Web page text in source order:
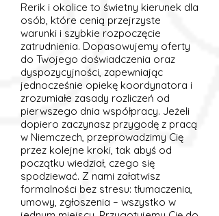
Rerik i okolice to świetny kierunek dla
osób, które cenią przejrzyste
warunki i szybkie rozpoczęcie
zatrudnienia. Dopasowujemy oferty
do Twojego doświadczenia oraz
dyspozycyjności, zapewniając
jednocześnie opiekę koordynatora i
zrozumiałe zasady rozliczeń od
pierwszego dnia współpracy. Jeżeli
dopiero zaczynasz przygodę z pracą
w Niemczech, przeprowadzimy Cię
przez kolejne kroki, tak abyś od
początku wiedział, czego się
spodziewać. Z nami załatwisz
formalności bez stresu: tłumaczenia,
umowy, zgłoszenia – wszystko w